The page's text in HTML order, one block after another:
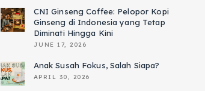
CNI Ginseng Coffee: Pelopor Kopi
Ginseng di Indonesia yang Tetap
Diminati Hingga Kini
JUNE 17, 2026
Anak Susah Fokus, Salah Siapa?
APRIL 30, 2026